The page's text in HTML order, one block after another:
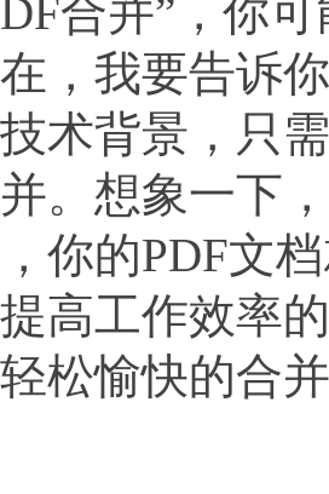
合并”，你
，我要告诉
术背景，只
。想象一下
你的PDF文
高工作效率
松愉快的合